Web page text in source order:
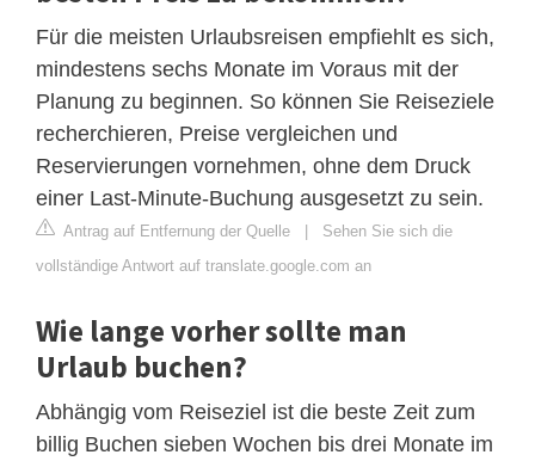
Für die meisten Urlaubsreisen empfiehlt es sich,
mindestens sechs Monate im Voraus mit der
Planung zu beginnen. So können Sie Reiseziele
recherchieren, Preise vergleichen und
Reservierungen vornehmen, ohne dem Druck
einer Last-Minute-Buchung ausgesetzt zu sein.
Antrag auf Entfernung der Quelle | Sehen Sie sich die
vollständige Antwort auf translate.google.com an
Wie lange vorher sollte man
Urlaub buchen?
Abhängig vom Reiseziel ist die beste Zeit zum
billig Buchen sieben Wochen bis drei Monate im